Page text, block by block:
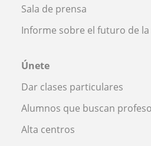
Sala de prensa
Informe sobre el futuro de
Únete
Dar clases particulares
Alumnos que buscan
Alta centros